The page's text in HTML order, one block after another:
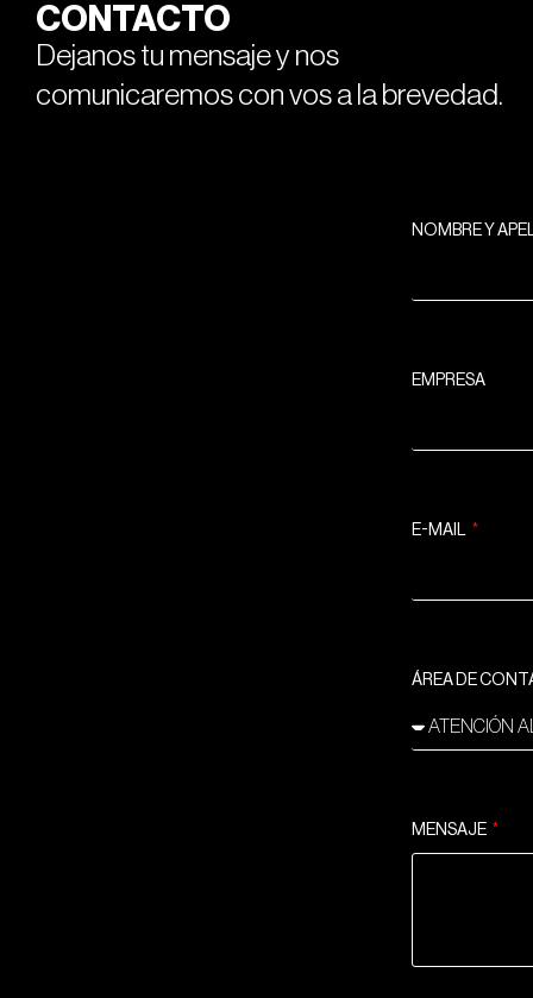
CONTACTO
Dejanos tu mensaje y nos
comunicaremos con vos a la brevedad.
NOMBRE Y
EMPRESA
E-MAIL
ÁREA DE
MENSAJE